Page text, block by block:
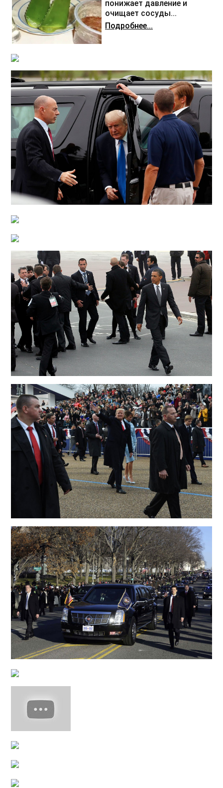
понижает давление и
очищает сосуды...
Подробнее...